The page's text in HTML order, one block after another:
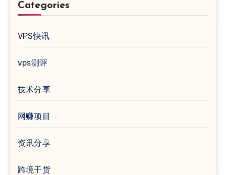
Categories
VPS快讯
vps测评
技术分享
网赚项目
资讯分享
跨境干货